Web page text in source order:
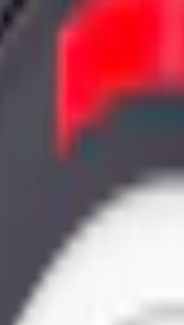
kallad vit portion, är torrare och vitare
Match 1998. Här kan du hitta
format och styrkor. Sortimentet